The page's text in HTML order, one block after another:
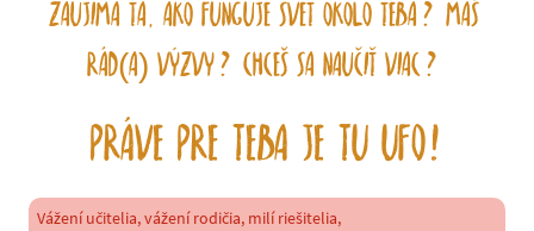
Zaujíma Ťa, ako funguje svet okolo Teba? Máš
rád(a) výzvy? Chceš sa naučiť viac?
Práve pre Teba je tu UFO!
Vážení učitelia, vážení rodičia, milí riešitelia,